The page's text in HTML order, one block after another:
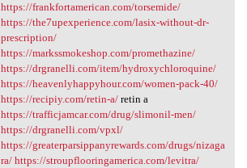
https://frankfortamerican.com/torsemide/
https://the7upexperience.com/lasix-without-dr-
prescription/
https://markssmokeshop.com/promethazine/
https://drgranelli.com/item/hydroxychloroquine/
https://heavenlyhappyhour.com/women-pack-40/
https://recipiy.com/retin-a/retin a
https://trafficjamcar.com/drug/slimonil-men/
https://drgranelli.com/vpxl/
https://greaterparsippanyrewards.com/drugs/nizaga
ra/ https://stroupflooringamerica.com/levitra/